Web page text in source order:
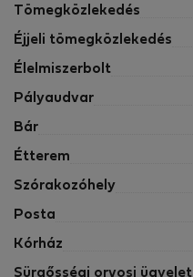
Tömegközlekedés
Éjjeli tömegközlekedés
Élelmiszerbolt
Pályaudvar
Bár
Étterem
Szórakozóhely
Posta
Kórház
Sürgősségi orvosi ügyelet